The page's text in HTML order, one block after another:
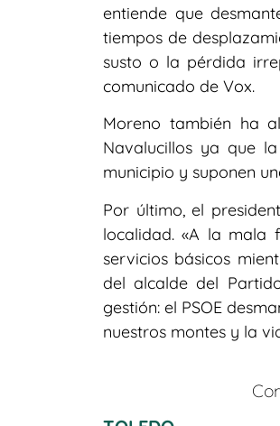
entiende que
tiempos de
susto o la pérdida
comunicado de Vox.
Moreno también ha
Navalucillos ya que
municipio y suponen
Por último, el
localidad. «A la mala
servicios básicos
del alcalde del
gestión: el PSOE
nuestros montes y la